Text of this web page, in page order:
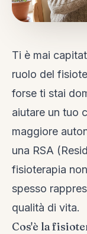
Ti è mai
ruolo del
forse ti stai
aiutare un tuo
maggiore
una RSA
fisioterapia
spesso
qualità di vita.
Cos'è la